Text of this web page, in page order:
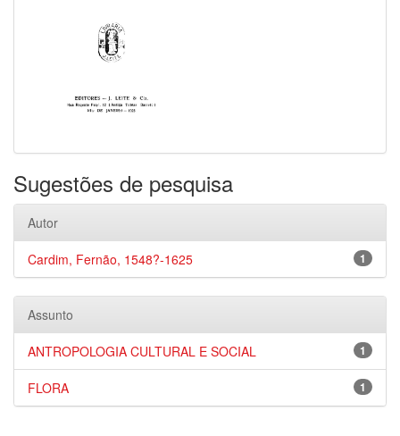
Sugestões de pesquisa
Autor
1
Cardim, Fernão, 1548?-1625
Assunto
1
ANTROPOLOGIA CULTURAL E SOCIAL
1
FLORA